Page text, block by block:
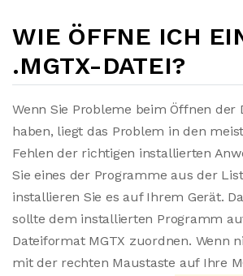
WIE ÖFFNE ICH
.MGTX-DATEI?
Wenn Sie Probleme beim Öffnen der
haben, liegt das Problem in den
Fehlen der richtigen installierten
Sie eines der Programme aus der
installieren Sie es auf Ihrem Gerät.
sollte dem installierten Programm
Dateiformat MGTX zuordnen. Wenn
mit der rechten Maustaste auf Ihre